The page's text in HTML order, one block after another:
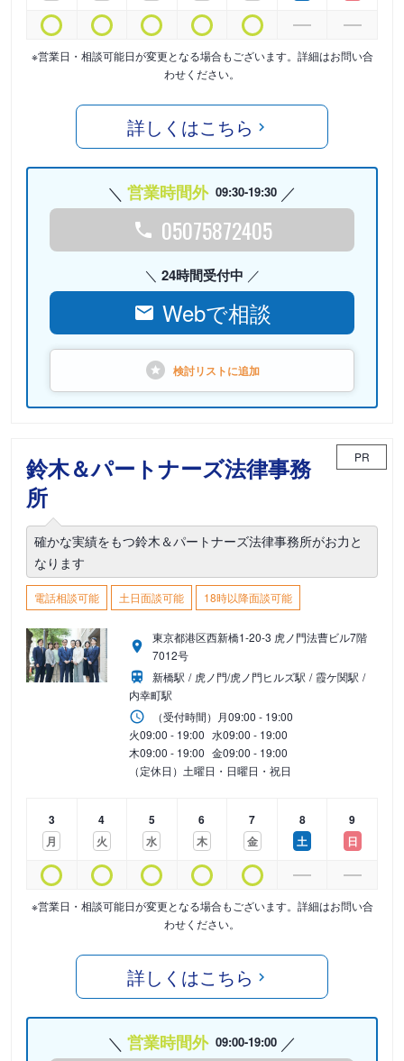
※営業日・相談可能日が変更となる場合もございます。詳細はお問い合
わせください。
詳しくはこちら
営業時間外 09:30-19:30
05075872405
24時間受付中
Webで相談
検討リストに追加
鈴木＆パートナーズ法律事務
所
PR
確かな実績をもつ鈴木＆パートナーズ法律事務所がお力と
なります
電話相談可能 土日面談可能 18時以降面談可能
東京都港区西新橋1-20-3 虎ノ門法曹ビル7階
7012号
新橋駅
虎ノ門/虎ノ門ヒルズ駅
霞ケ関駅
内幸町駅
（受付時間） 月09:00 - 19:00
火09:00 - 19:00 水09:00 - 19:00
木09:00 - 19:00 金09:00 - 19:00
（定休日）土曜日・日曜日・祝日
3
月
4
火
5
水
6
木
7
金
8
土
9
日
※営業日・相談可能日が変更となる場合もございます。詳細はお問い合
わせください。
詳しくはこちら
営業時間外 09:00-19:00